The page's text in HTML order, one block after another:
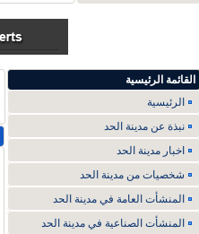
القائمة الرئيسية
الرئيسية
نبذة عن مدينة الحد
اخبار مدينة الحد
شخصيات من مدينة الحد
المنشأت العامة في مدينة الحد
المنشأت الصناعية في مدينة الحد